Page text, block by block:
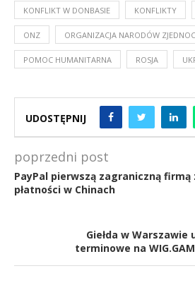
KONFLIKT W DONBASIE KONFLIKTY
ONZ ORGANIZACJA NARODÓW
POMOC HUMANITARNA ROSJA
UDOSTĘPNIJ
poprzedni post
PayPal pierwszą zagraniczną firmą
płatności w Chinach
Giełda w
terminowe na